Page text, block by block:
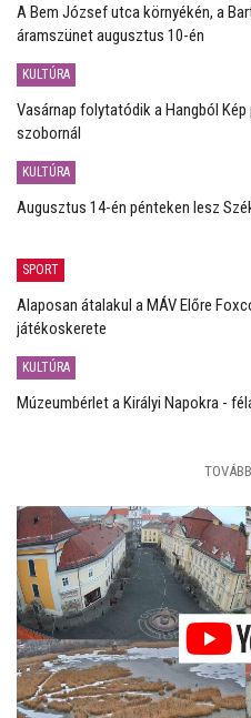
A Bem József utca környékén, a
áramszünet augusztus 10-én
KULTÚRA
Vasárnap folytatódik a Hangból
szobornál
KULTÚRA
Augusztus 14-én pénteken lesz
SPORT
Alaposan átalakul a MÁV Előre
játékoskerete
KULTÚRA
Múzeumbérlet a Királyi Napokra -